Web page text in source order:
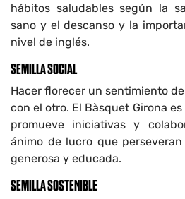
hábitos saludables según la
sano y el descanso y la
nivel de inglés.
SEMILLA SOCIAL
Hacer florecer un sentimiento
con el otro. El Bàsquet Girona
promueve iniciativas y
ánimo de lucro que
generosa y educada.
SEMILLA SOSTENIBLE